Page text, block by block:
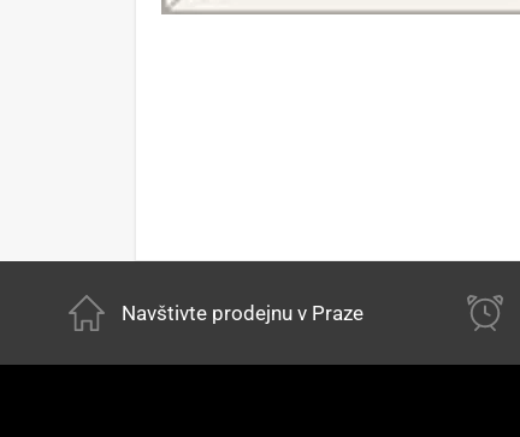
Navštivte prodejnu v Praze